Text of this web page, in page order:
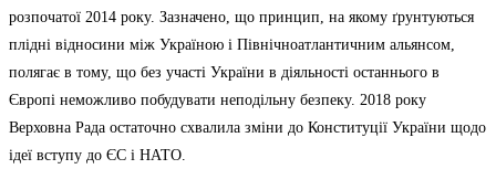
розпочатої 2014 року. Зазначено, що принцип, на якому ґрунтуються
плідні відносини між Україною і Північноатлантичним альянсом,
полягає в тому, що без участі України в діяльності останнього в
Європі неможливо побудувати неподільну безпеку. 2018 року
Верховна Рада остаточно схвалила зміни до Конституції України щодо
ідеї вступу до ЄС і НАТО.